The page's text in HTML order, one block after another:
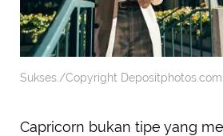
Sukses./Copyright Depositphotos.com
Capricorn bukan tipe yang